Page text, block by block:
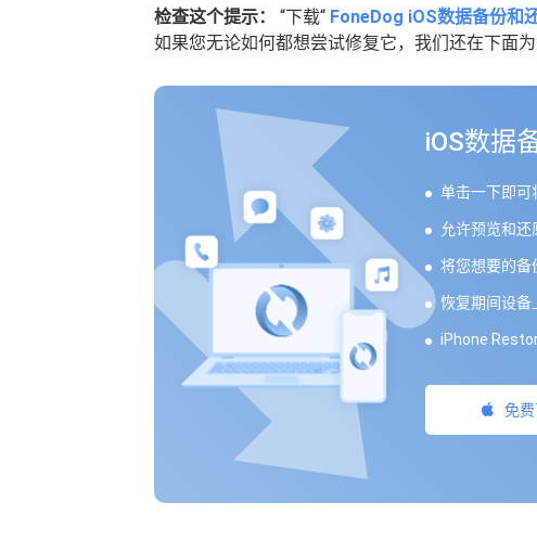
检查这个提示：
“下载“ FoneDog iOS数据备份和
如果您无论如何都想尝试修复它，我们还在下面
iOS数据
单击一下即可
允许预览和还
将您想要的备
恢复期间设备
iPhone
免